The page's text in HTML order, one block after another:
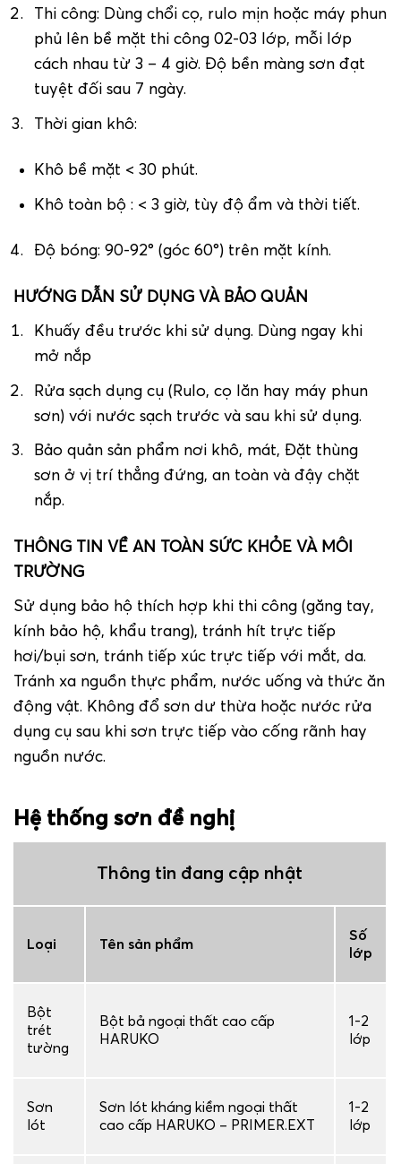
Thi công: Dùng chổi cọ, rulo mịn hoặc máy phun
phủ lên bề mặt thi công 02-03 lớp, mỗi lớp
cách nhau từ 3 – 4 giờ. Độ bền màng sơn đạt
tuyệt đối sau 7 ngày.
Thời gian khô:
Khô bề mặt < 30 phút.
Khô toàn bộ : < 3 giờ, tùy độ ẩm và thời tiết.
Độ bóng: 90-92° (góc 60°) trên mặt kính.
HƯỚNG DẪN SỬ DỤNG VÀ BẢO QUẢN
Khuấy đều trước khi sử dụng. Dùng ngay khi
mở nắp
Rửa sạch dụng cụ (Rulo, cọ lăn hay máy phun
sơn) với nước sạch trước và sau khi sử dụng.
Bảo quản sản phẩm nơi khô, mát, Đặt thùng
sơn ở vị trí thẳng đứng, an toàn và đậy chặt
nắp.
THÔNG TIN VỀ AN TOÀN SỨC KHỎE VÀ MÔI
TRƯỜNG
Sử dụng bảo hộ thích hợp khi thi công (găng tay,
kính bảo hộ, khẩu trang), tránh hít trực tiếp
hơi/bụi sơn, tránh tiếp xúc trực tiếp với mắt, da.
Tránh xa nguồn thực phẩm, nước uống và thức ăn
động vật. Không đổ sơn dư thừa hoặc nước rửa
dụng cụ sau khi sơn trực tiếp vào cống rãnh hay
nguồn nước.
Hệ thống sơn đề nghị
Thông tin đang cập nhật
Loại Tên sản phẩm
Số
lớp
Bột
trét
tường
Bột bả ngoại thất cao cấp
HARUKO
1-2
lớp
Sơn
lót
Sơn lót kháng kiềm ngoại thất
cao cấp HARUKO – PRIMER.EXT
1-2
lớp